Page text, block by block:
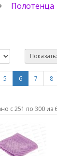
Полотенца
Показать:
5 6 7 8
с 251 по 300 из